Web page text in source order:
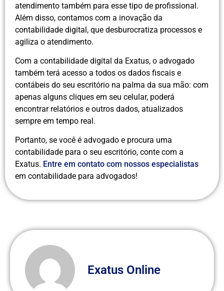
atendimento também para esse tipo de profissional.
Além disso, contamos com a inovação da
contabilidade digital, que desburocratiza processos e
agiliza o atendimento.
Com a contabilidade digital da Exatus, o advogado
também terá acesso a todos os dados fiscais e
contábeis do seu escritório na palma da sua mão: com
apenas alguns cliques em seu celular, poderá
encontrar relatórios e outros dados, atualizados
sempre em tempo real.
Portanto, se você é advogado e procura uma
contabilidade para o seu escritório, conte com a
Exatus. Entre em contato com nossos especialistas
em contabilidade para advogados!
Exatus Online